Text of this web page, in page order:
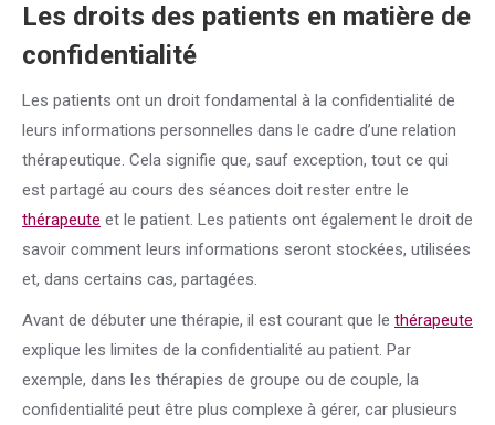
Les droits des patients en matière de
confidentialité
Les patients ont un droit fondamental à la confidentialité de
leurs informations personnelles dans le cadre d’une relation
thérapeutique. Cela signifie que, sauf exception, tout ce qui
est partagé au cours des séances doit rester entre le
thérapeute et le patient. Les patients ont également le droit de
savoir comment leurs informations seront stockées, utilisées
et, dans certains cas, partagées.
Avant de débuter une thérapie, il est courant que le thérapeute
explique les limites de la confidentialité au patient. Par
exemple, dans les thérapies de groupe ou de couple, la
confidentialité peut être plus complexe à gérer, car plusieurs